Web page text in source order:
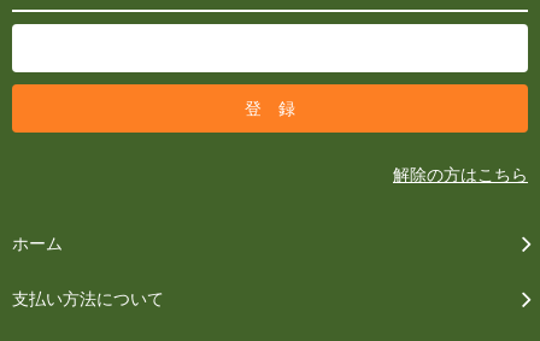
解除の方はこちら
ホーム
支払い方法について